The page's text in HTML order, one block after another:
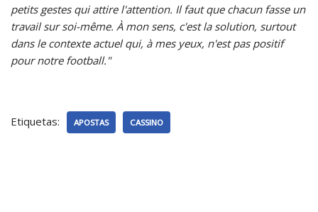
petits gestes qui attire l'attention. Il faut que chacun fasse un
travail sur soi-même. À mon sens, c'est la solution, surtout
dans le contexte actuel qui, à mes yeux, n'est pas positif
pour notre football."
Etiquetas: APOSTAS CASSINO